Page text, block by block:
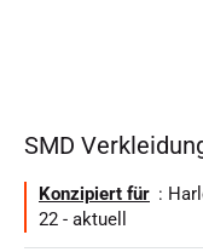
SMD
Konzipiert für :
22 - aktuell